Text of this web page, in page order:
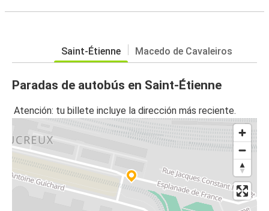
Saint-Étienne Macedo de Cavaleiros
Paradas de autobús en Saint-Étienne
Atención: tu billete incluye la dirección más reciente.